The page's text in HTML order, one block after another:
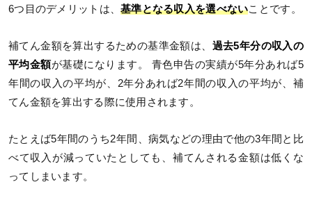
6つ目のデメリットは、基準となる収入を選べないことです。
補てん金額を算出するための基準金額は、 過去5年分の収入の
平均金額が基礎になります。 青色申告の実績が5年分あれば5
年間の収入の平均が、2年分あれば2年間の収入の平均が、補
てん金額を算出する際に使用されます。
たとえば5年間のうち2年間、病気などの理由で他の3年間と比
べて収入が減っていたとしても、補てんされる金額は低くな
ってしまいます。